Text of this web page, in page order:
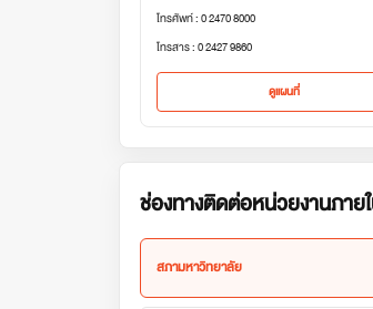
โทรศัพท์ : 0 2470 8000
โทรสาร : 0 2427 9860
ดูแผนที่
ช่องทางติดต่อหน่วยงานภาย
สภามหาวิทยาลัย